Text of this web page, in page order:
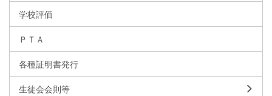
学校評価
ＰＴＡ
各種証明書発行
生徒会会則等